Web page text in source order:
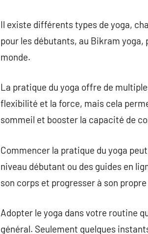
Il existe différents types de yoga,
pour les débutants, au Bikram yoga,
monde.
La pratique du yoga offre de
flexibilité et la force, mais cela
sommeil et booster la capacité de
Commencer la pratique du yoga
niveau débutant ou des guides en
son corps et progresser à son
Adopter le yoga dans votre routine
général. Seulement quelques